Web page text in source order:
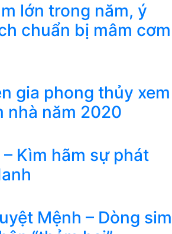
lớn trong năm, ý
chuẩn bị mâm cơm
gia phong thủy xem
nhà năm 2020
Kìm hãm sự phát
Mệnh – Dòng sim